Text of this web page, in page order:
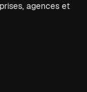
agences et